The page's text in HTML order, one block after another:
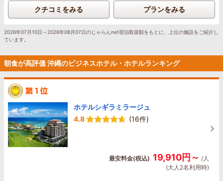
クチコミをみる プランをみる
2026年07月10日～2026年08月07日のじゃらんnet宿泊取扱額をもとに、上位の施設をご紹介し
ています。
朝食が高評価 沖縄のビジネスホテル・ホテルランキング
ホテルシギラミラージュ
4.8
(16件)
最安料金(税込) 19,910円～ /人
(大人2名利用時)